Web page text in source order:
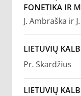
FONETIKA IR
J. Ambraška ir
LIETUVIŲ
Pr. Skardžius
LIETUVIŲ